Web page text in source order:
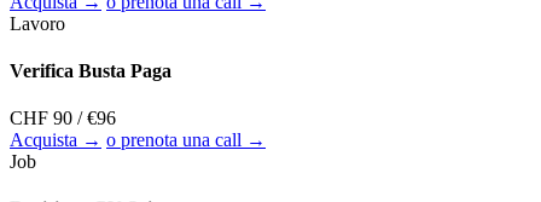
Lavoro
Verifica Busta Paga
CHF 90 / €96
Acquista → o prenota una call →
Job